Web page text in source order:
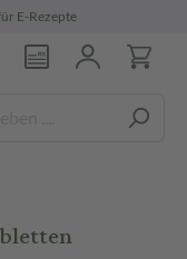
E-Rezepte